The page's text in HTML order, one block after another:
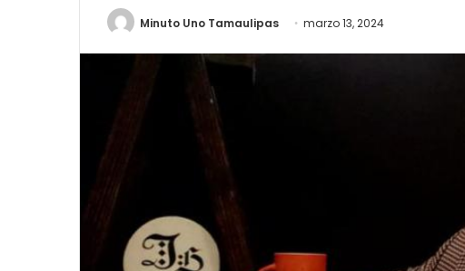
Minuto Uno Tamaulipas marzo 13, 2024